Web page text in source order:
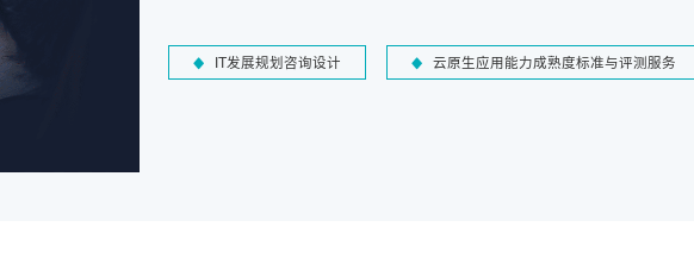
IT发展规划咨询设计 云原生应用能力成熟度标准与评测服务